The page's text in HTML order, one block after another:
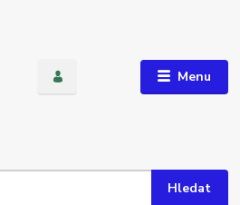
Menu
Hledat